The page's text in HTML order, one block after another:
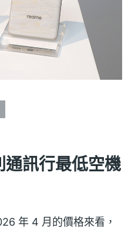
訊行最低空機
年 4 月的價格來看，